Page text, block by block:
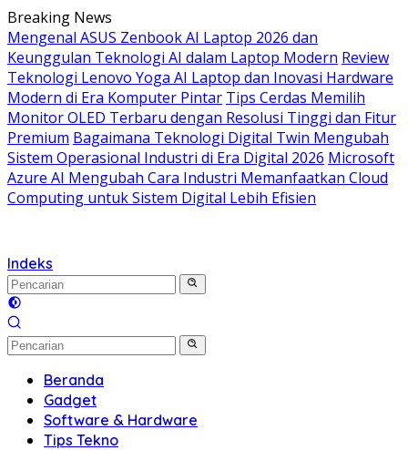
Langsung
ke
konten
Breaking News
Mengenal ASUS Zenbook AI Laptop 2026 dan
Keunggulan Teknologi AI dalam Laptop Modern Review
Teknologi Lenovo Yoga AI Laptop dan Inovasi Hardware
Modern di Era Komputer Pintar Tips Cerdas Memilih
Monitor OLED Terbaru dengan Resolusi Tinggi dan Fitur
Premium Bagaimana Teknologi Digital Twin Mengubah
Sistem Operasional Industri di Era Digital 2026 Microsoft
Azure AI Mengubah Cara Industri Memanfaatkan Cloud
Computing untuk Sistem Digital Lebih Efisien
Indeks
Beranda
Gadget
Software & Hardware
Tips Tekno